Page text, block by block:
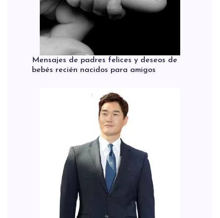
Mensajes de padres felices y deseos de
bebés recién nacidos para amigos